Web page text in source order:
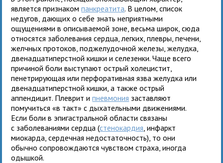
является признакомпанкреатита. В целом, список
недугов, дающих о себе знать неприятными
ощущениями в описываемой зоне, весьма широк, сюда
относятся заболевания сердца, легких, плевры, печени,
желчных протоков, поджелудочной железы, желудка,
двенадцатиперстной кишки и селезенки. Чаще всего
причиной боли выступают острый холецистит,
пенетрирующая или перфоративная язва желудка или
двенадцатиперстной кишки, а также острый
аппендицит. Плеврит ипневмония заставляют
помучиться «в такт» с дыхательными движениями.
Если боли в эпигастральной области связаны
с заболеваниями сердца (стенокардия , инфаркт
миокарда, сердечная недостаточность), то они
обычно сопровождаются чувством страха, иногда
одышкой.